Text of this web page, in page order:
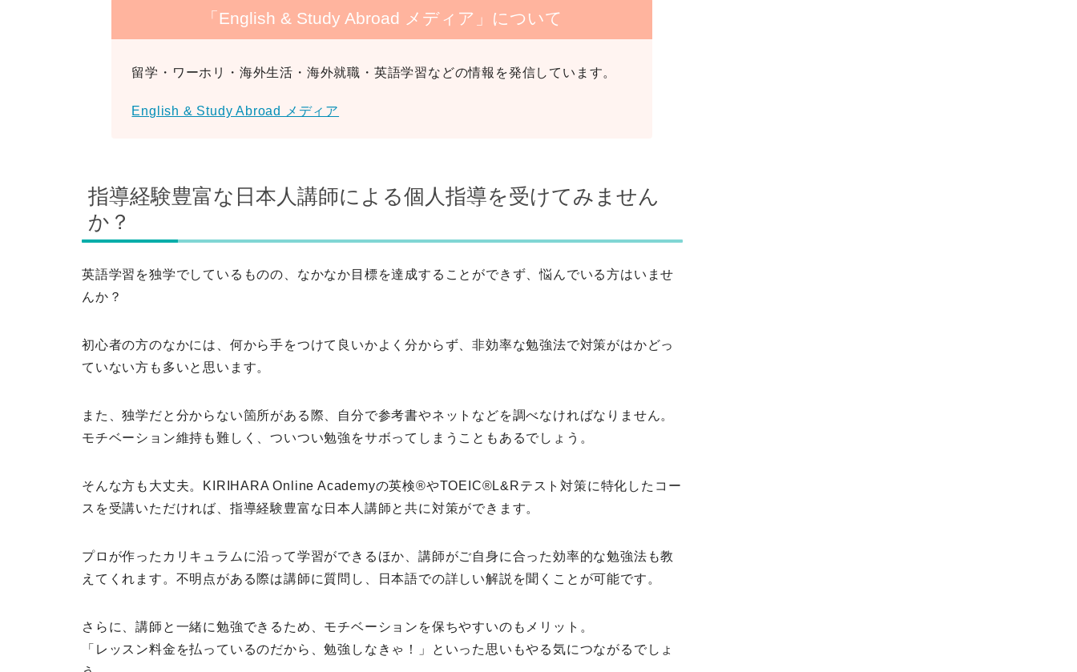
「English & Study Abroad メディア」について
留学・ワーホリ・海外生活・海外就職・英語学習などの情報を発信しています。
English & Study Abroad メディア
指導経験豊富な日本人講師による個人指導を受けてみません
か？
英語学習を独学でしているものの、なかなか目標を達成することができず、悩んでいる方はいませ
んか？
初心者の方のなかには、何から手をつけて良いかよく分からず、非効率な勉強法で対策がはかどっ
ていない方も多いと思います。
また、独学だと分からない箇所がある際、自分で参考書やネットなどを調べなければなりません。
モチベーション維持も難しく、ついつい勉強をサボってしまうこともあるでしょう。
そんな方も大丈夫。KIRIHARA Online Academyの英検®やTOEIC®L&Rテスト対策に特化したコー
スを受講いただければ、指導経験豊富な日本人講師と共に対策ができます。
プロが作ったカリキュラムに沿って学習ができるほか、講師がご自身に合った効率的な勉強法も教
えてくれます。不明点がある際は講師に質問し、日本語での詳しい解説を聞くことが可能です。
さらに、講師と一緒に勉強できるため、モチベーションを保ちやすいのもメリット。
「レッスン料金を払っているのだから、勉強しなきゃ！」といった思いもやる気につながるでしょ